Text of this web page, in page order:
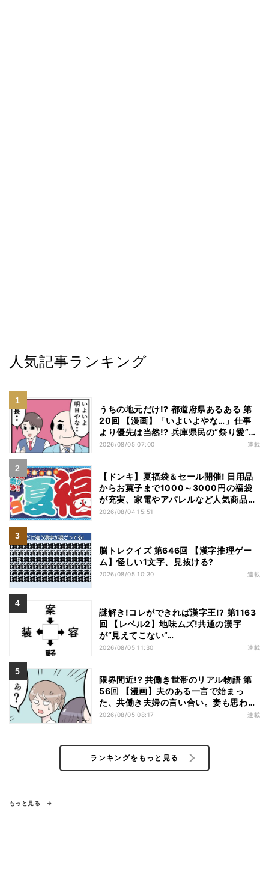
人気記事ランキング
うちの地元だけ!? 都道府県あるある 第
20回 【漫画】「いよいよやな…」仕事
より優先は当然!? 兵庫県民の“祭り愛”が
熱すぎた
2026/08/05 07:00 連載
【ドンキ】夏福袋＆セール開催! 日用品
からお菓子まで1000～3000円の福袋
が充実、家電やアパレルなど人気商品も
特価
2026/08/04 15:51
脳トレクイズ 第646回 【漢字推理ゲー
ム】怪しい1文字、見抜ける?
2026/08/05 10:30 連載
謎解き!コレができれば漢字王!? 第1163
回 【レベル2】地味ムズ!共通の漢字
が“見えてこない”…
2026/08/05 11:30 連載
限界間近!? 共働き世帯のリアル物語 第
56回 【漫画】夫のある一言で始まっ
た、共働き夫婦の言い合い。妻も思わ
ず…
2026/08/05 08:17 連載
ランキングをもっと見る
もっと見る